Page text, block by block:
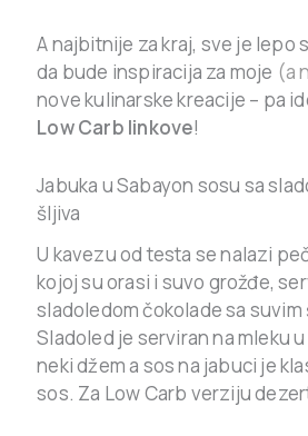
A najbitnije za kraj, sve je lepo
da bude inspiracija za moje (a
nove kulinarske kreacije – pa
Low Carb linkove!
Jabuka u Sabayon sosu sa
šljiva
U kavezu od testa se nalazi
kojoj su orasi i suvo grožđe,
sladoledom čokolade sa suvim
Sladoled je serviran na mleku
neki džem a sos na jabuci je
sos. Za Low Carb verziju